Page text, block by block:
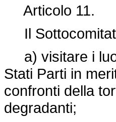
Articolo 11.
Il
a) visitare i
Stati Parti in
confronti della
degradanti;